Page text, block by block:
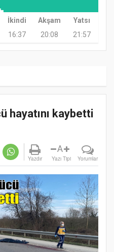
İkindi Akşam
Yatsı
16:37 20:08 21:57
hayatını kaybetti
Yazdır
A
Yazı Tipi Yorumlar